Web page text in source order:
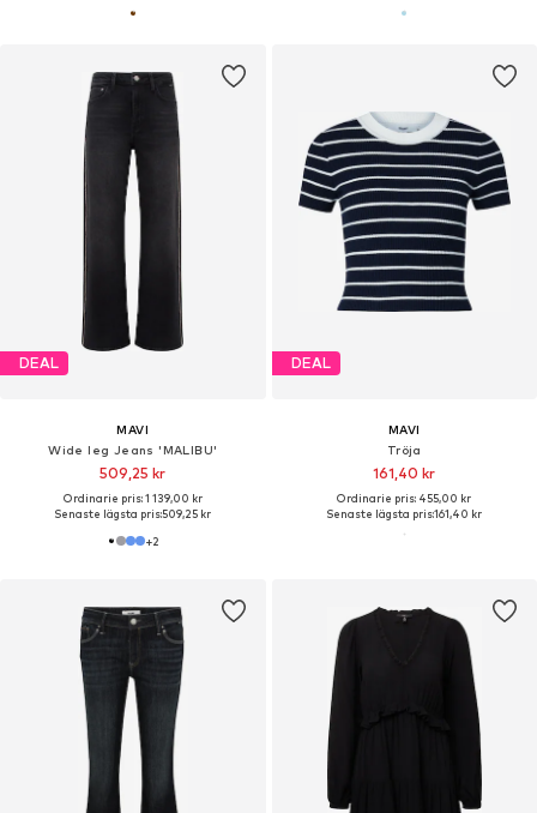
DEAL
MAVI
Wide leg Jeans 'MALIBU'
509,25 kr
Ordinarie pris: 1 139,00 kr
Senaste lägsta pris:509,25 kr
+2
DEAL
MAVI
Tröja
161,40 kr
Ordinarie pris: 455,00 kr
Senaste lägsta pris:161,40 kr